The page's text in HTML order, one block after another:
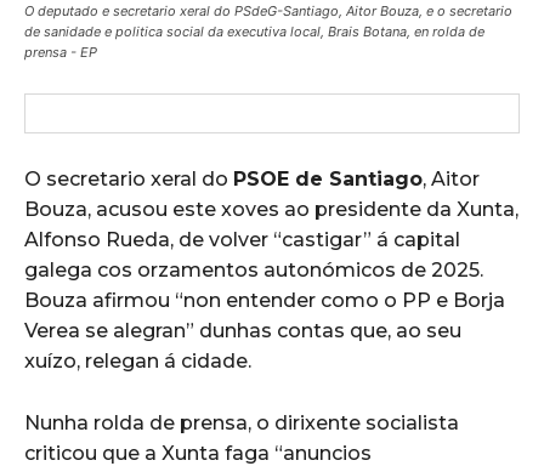
O deputado e secretario xeral do PSdeG-Santiago, Aitor Bouza, e o secretario
de sanidade e politica social da executiva local, Brais Botana, en rolda de
prensa - EP
O secretario xeral do PSOE de Santiago, Aitor
Bouza, acusou este xoves ao presidente da Xunta,
Alfonso Rueda, de volver “castigar” á capital
galega cos orzamentos autonómicos de 2025.
Bouza afirmou “non entender como o PP e Borja
Verea se alegran” dunhas contas que, ao seu
xuízo, relegan á cidade.
Nunha rolda de prensa, o dirixente socialista
criticou que a Xunta faga “anuncios